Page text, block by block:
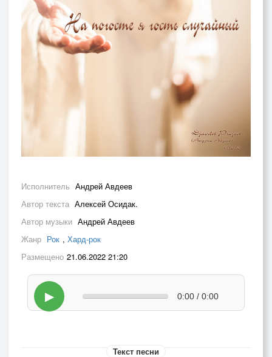
Исполнитель Андрей Авдеев
Автор текста Алексей Осидак.
Автор музыки Андрей Авдеев
Жанр Рок , Хард-рок
Размещено 21.06.2022 21:20
▶ 0:00 / 0:00
Текст песни